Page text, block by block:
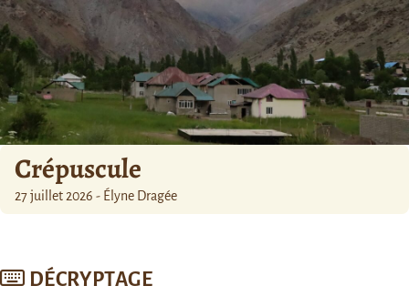
Crépuscule
27 juillet 2026 - Élyne Dragée
DÉCRYPTAGE